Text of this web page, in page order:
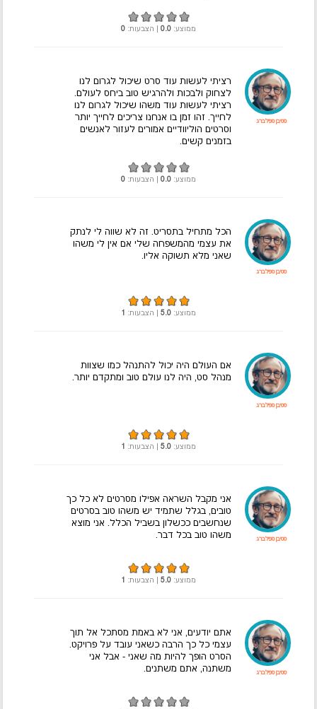
ממוצע: 0.0 | הצבעות: 0
סטיבן ספילברג
רציתי לעשות עוד סרט שיכול לגרום לנו
לצחוק ולבכות ולהרגיש טוב ביחס לעולם.
רציתי לעשות עוד משהו שיכול לגרום לנו
לחייך. זהו זמן בו אנחנו צריכים לחייך יותר
וסרטים הוליוודיים אמורים לעזור לאנשים
בזמנים קשים.
ממוצע: 0.0 | הצבעות: 0
סטיבן ספילברג
הכל מתחיל בתסריט. זה לא שווה לי לנתק
את עצמי מהמשפחה שלי אם אין לי משהו
שאני מלא תשוקה אליו.
ממוצע: 5.0 | הצבעות: 1
סטיבן ספילברג
אם העולם היה יכול להתנהל כמו שצוות
מנהל סט, היה לנו עולם טוב ומתקדם יותר.
ממוצע: 5.0 | הצבעות: 1
סטיבן ספילברג
אני מקבל השראה אפילו מסרטים לא כל כך
טובים, בגלל שתמיד יש משהו טוב בסרטים
שנחשבים ככשלון בשביל הכלל. אני מוצא
משהו טוב בכל דבר.
ממוצע: 5.0 | הצבעות: 1
סטיבן ספילברג
אתם יודעים, אני לא באמת מסתכל אל תוך
עצמי כל כך הרבה כשאני עובד על פרויקט.
הסרט הופך להיות מה שאני - אבל אני
משתנה, אתם משתנים.